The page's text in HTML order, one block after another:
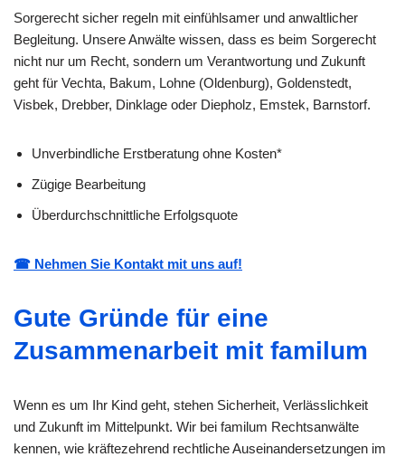
Sorgerecht sicher regeln mit einfühlsamer und anwaltlicher
Begleitung. Unsere Anwälte wissen, dass es beim Sorgerecht
nicht nur um Recht, sondern um Verantwortung und Zukunft
geht für Vechta, Bakum, Lohne (Oldenburg), Goldenstedt,
Visbek, Drebber, Dinklage oder Diepholz, Emstek, Barnstorf.
Unverbindliche Erstberatung ohne Kosten*
Zügige Bearbeitung
Überdurchschnittliche Erfolgsquote
☎ Nehmen Sie Kontakt mit uns auf!
Gute Gründe für eine
Zusammenarbeit mit familum
Wenn es um Ihr Kind geht, stehen Sicherheit, Verlässlichkeit
und Zukunft im Mittelpunkt. Wir bei familum Rechtsanwälte
kennen, wie kräftezehrend rechtliche Auseinandersetzungen im